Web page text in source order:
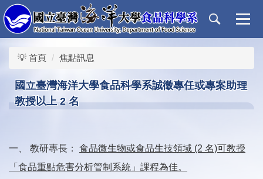
跳
到
主
要
💡 首頁 焦點訊息
國立臺灣海洋大學食品科學系誠徵專任或專案助理
教授以上 2 名
一、 教研專長： 食品微生物或食品生技領域 (2 名)可教授
「食品重點危害分析管制系統」課程為佳。